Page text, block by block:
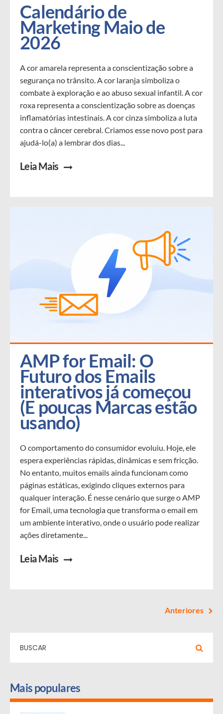
Calendário de
Marketing Maio de
2026
A cor amarela representa a conscientização sobre a
segurança no trânsito. A cor laranja simboliza o
combate à exploração e ao abuso sexual infantil. A cor
roxa representa a conscientização sobre as doenças
inflamatórias intestinais. A cor cinza simboliza a luta
contra o câncer cerebral. Criamos esse novo post para
ajudá-lo(a) a lembrar dos dias...
Leia Mais
AMP for Email: O
Futuro dos Emails
interativos já começou
(E poucas Marcas estão
usando)
O comportamento do consumidor evoluiu. Hoje, ele
espera experiências rápidas, dinâmicas e sem fricção.
No entanto, muitos emails ainda funcionam como
páginas estáticas, exigindo cliques externos para
qualquer interação. É nesse cenário que surge o AMP
for Email, uma tecnologia que transforma o email em
um ambiente interativo, onde o usuário pode realizar
ações diretamente...
Leia Mais
Anteriores
Mais populares